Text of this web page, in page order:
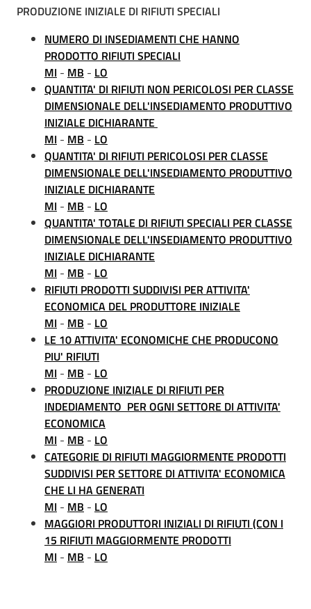
PRODUZIONE INIZIALE DI RIFIUTI SPECIALI
NUMERO DI INSEDIAMENTI CHE HANNO
PRODOTTO RIFIUTI SPECIALI
MI - MB - LO
QUANTITA' DI RIFIUTI NON PERICOLOSI PER CLASSE
DIMENSIONALE DELL'INSEDIAMENTO PRODUTTIVO
INIZIALE DICHIARANTE
MI - MB - LO
QUANTITA' DI RIFIUTI PERICOLOSI PER CLASSE
DIMENSIONALE DELL'INSEDIAMENTO PRODUTTIVO
INIZIALE DICHIARANTE
MI - MB - LO
QUANTITA' TOTALE DI RIFIUTI SPECIALI PER CLASSE
DIMENSIONALE DELL'INSEDIAMENTO PRODUTTIVO
INIZIALE DICHIARANTE
MI - MB - LO
RIFIUTI PRODOTTI SUDDIVISI PER ATTIVITA'
ECONOMICA DEL PRODUTTORE INIZIALE
MI - MB - LO
LE 10 ATTIVITA' ECONOMICHE CHE PRODUCONO
PIU' RIFIUTI
MI - MB - LO
PRODUZIONE INIZIALE DI RIFIUTI PER
INDEDIAMENTO PER OGNI SETTORE DI ATTIVITA'
ECONOMICA
MI - MB - LO
CATEGORIE DI RIFIUTI MAGGIORMENTE PRODOTTI
SUDDIVISI PER SETTORE DI ATTIVITA' ECONOMICA
CHE LI HA GENERATI
MI - MB - LO
MAGGIORI PRODUTTORI INIZIALI DI RIFIUTI (CON I
15 RIFIUTI MAGGIORMENTE PRODOTTI
MI - MB - LO